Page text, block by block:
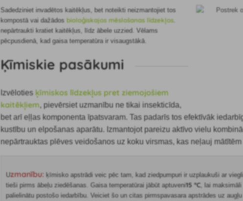
Sadedziniet invadētos kaitēkļus, bet noteikti neizmantojiet tos
kompostā vai dažādos bioloģiskajos mēslošanas līdzekļos.
nepārtraukti kratiet kaitēkļus, līdz ābele uzzied. Vēlams
pēcpusdienā, kad gaisa temperatūra ir visaugstākā.
Ķīmiskie pasākumi
Izvēloties ķīmiskos līdzekļus pret ziemojošiem
kaitēkļiem, pievērsiet uzmanību ne tikai insekticīda,
bet arī eļļas komponenta īpatsvaram. Tas padarīs tos efektīvāk
kustību un elpošanas aparātu. Izmantojot pareizu aktīvo vielu
nepārtrauktas plēves veidošanos uz koku virsmas, kas neļauj mātītēm
Uzmanību: ķīmisko apstrādi veic pēc tam, kad ziedpumpuri ir uzplaukuši ar
tieši pirms ābeļu ziedēšanas. Gaisa temperatūrai jābūt aptuveni15 °C, lai
palielinātu postošo iedarbību. Veiciet šo un citas pirmspavasara apstrādes uz